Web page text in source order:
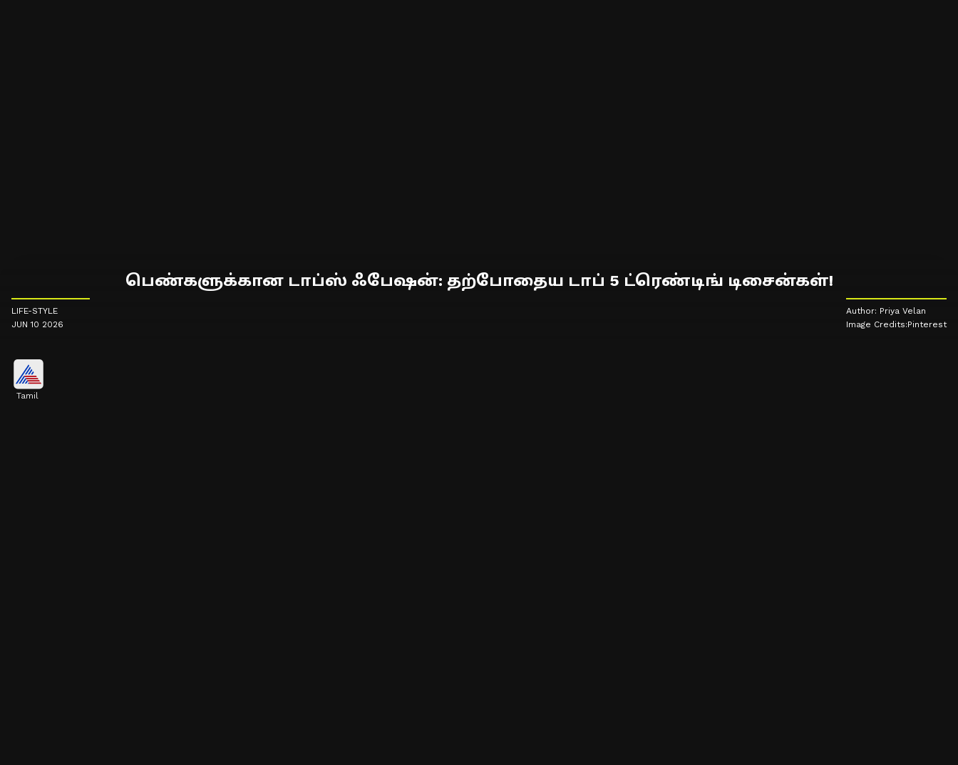
பெண்களுக்கான டாப்ஸ் ஃபேஷன்: தற்போதைய டாப் 5 ட்ரெண்டிங் டிசைன்கள்!
LIFE-STYLE
JUN 10 2026
Author: Priya Velan
Image Credits:Pinterest
Tamil